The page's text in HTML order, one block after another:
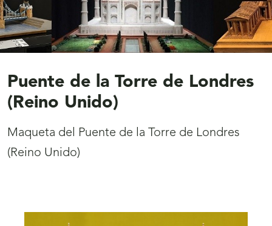
Puente de la Torre de Londres
(Reino Unido)
Maqueta del Puente de la Torre de Londres
(Reino Unido)